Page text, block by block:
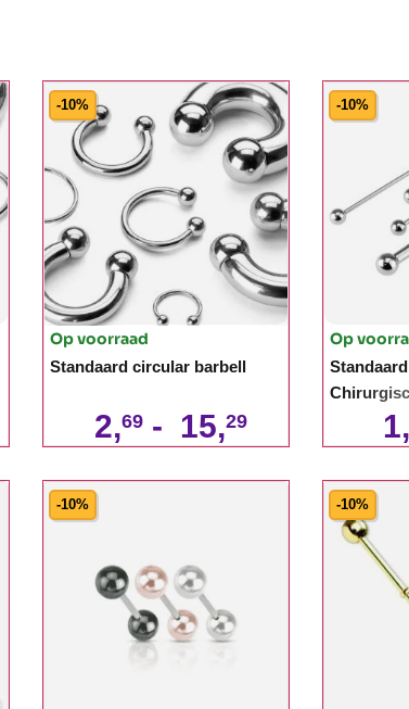
-10%
Op voorraad
Standaard circular barbell
2,69 - 15,29
-10%
Op
1,
-10% -10%